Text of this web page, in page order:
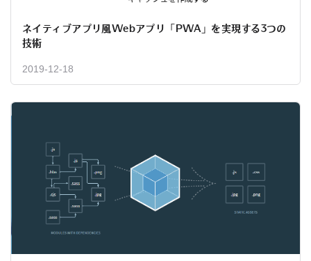
ネイティブアプリ風Webアプリ「PWA」を実現する3つの
技術
2019-12-18